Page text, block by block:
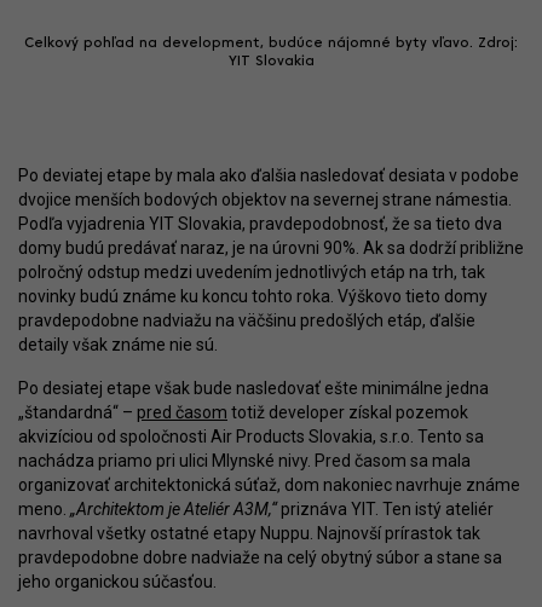
Celkový pohľad na development, budúce nájomné byty vľavo. Zdroj:
YIT Slovakia
Po deviatej etape by mala ako ďalšia nasledovať desiata v podobe
dvojice menších bodových objektov na severnej strane námestia.
Podľa vyjadrenia YIT Slovakia, pravdepodobnosť, že sa tieto dva
domy budú predávať naraz, je na úrovni 90%. Ak sa dodrží približne
polročný odstup medzi uvedením jednotlivých etáp na trh, tak
novinky budú známe ku koncu tohto roka. Výškovo tieto domy
pravdepodobne nadviažu na väčšinu predošlých etáp, ďalšie
detaily však známe nie sú.
Po desiatej etape však bude nasledovať ešte minimálne jedna
„štandardná“ – pred časom totiž developer získal pozemok
akvizíciou od spoločnosti Air Products Slovakia, s.r.o. Tento sa
nachádza priamo pri ulici Mlynské nivy. Pred časom sa mala
organizovať architektonická súťaž, dom nakoniec navrhuje známe
meno. „Architektom je Ateliér A3M,“priznáva YIT. Ten istý ateliér
navrhoval všetky ostatné etapy Nuppu. Najnovší prírastok tak
pravdepodobne dobre nadviaže na celý obytný súbor a stane sa
jeho organickou súčasťou.